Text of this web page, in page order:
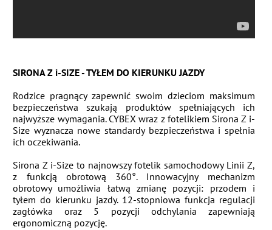
SIRONA Z i-SIZE - TYŁEM DO KIERUNKU JAZDY
Rodzice pragnący zapewnić swoim dzieciom maksimum
bezpieczeństwa szukają produktów spełniających ich
najwyższe wymagania. CYBEX wraz z fotelikiem Sirona Z i-
Size wyznacza nowe standardy bezpieczeństwa i spełnia
ich oczekiwania.
Sirona Z i-Size to najnowszy fotelik samochodowy Linii Z,
z funkcją obrotową 360°. Innowacyjny mechanizm
obrotowy umożliwia łatwą zmianę pozycji: przodem i
tyłem do kierunku jazdy. 12-stopniowa funkcja regulacji
zagłówka oraz 5 pozycji odchylania zapewniają
ergonomiczną pozycję.